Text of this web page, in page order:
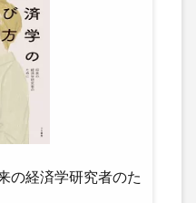
の経済学研究者のた